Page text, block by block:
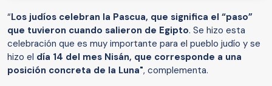
“Los judíos celebran la Pascua, que significa el “paso”
que tuvieron cuando salieron de Egipto. Se hizo esta
celebración que es muy importante para el pueblo judío y se
hizo el día 14 del mes Nisán, que corresponde a una
posición concreta de la Luna", complementa.